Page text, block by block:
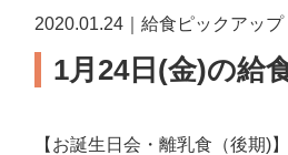
2020.01.24｜給食ピックアップ
1月24日(金)の給
【お誕生日会・離乳食（後期)】